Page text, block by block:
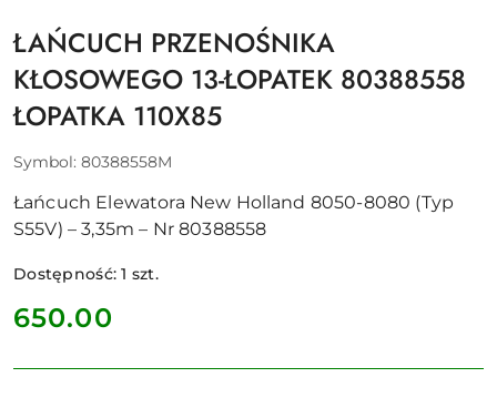
ŁAŃCUCH PRZENOŚNIKA
KŁOSOWEGO 13-ŁOPATEK 80388558
ŁOPATKA 110X85
Symbol: 80388558M
Łańcuch Elewatora New Holland 8050-8080 (Typ
S55V) – 3,35m – Nr 80388558
Dostępność:1 szt.
cena:
650.00